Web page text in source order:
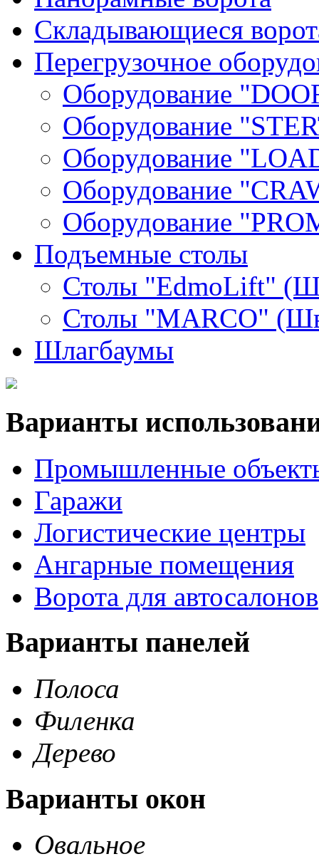
Складывающиеся
Перегрузочное
Оборудование
Оборудование
Оборудование
Оборудование
Оборудование
Подъемные столы
Столы "EdmoLift"
Столы "MARCO"
Шлагбаумы
Варианты
Промышленные
Гаражи
Логистические центры
Ангарные помещения
Ворота для автосалонов
Варианты панелей
Полоса
Филенка
Дерево
Варианты окон
Овальное